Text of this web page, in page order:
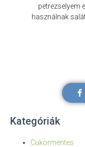
petrezselyem
használnak
Kategóriák
Cukormentes